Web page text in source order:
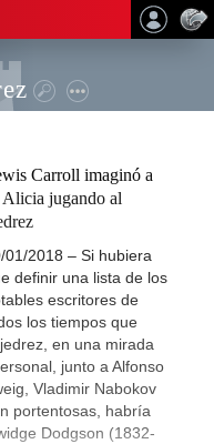
Carroll imaginó a
Alicia jugando al
01/2018 – Si hubiera
definir una lista de los
escritores de
los tiempos que
en una mirada
junto a Alfonso
Vladimir Nabokov
portentosas, habría
Dodgson (1832-